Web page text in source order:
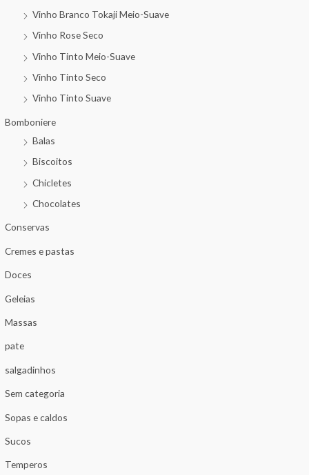
Vinho Branco Tokaji Meio-Suave
Vinho Rose Seco
Vinho Tinto Meio-Suave
Vinho Tinto Seco
Vinho Tinto Suave
Bomboniere
Balas
Biscoitos
Chicletes
Chocolates
Conservas
Cremes e pastas
Doces
Geleias
Massas
pate
salgadinhos
Sem categoria
Sopas e caldos
Sucos
Temperos